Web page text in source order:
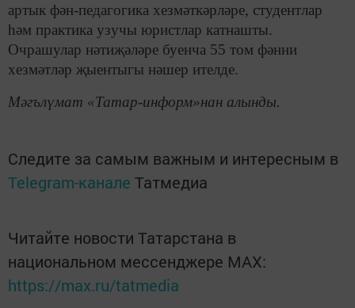
артык фән-педагогика хезмәткәрләре, студентлар
һәм практика узучы юристлар катнашты.
Очрашулар нәтиҗәләре буенча 55 том фәнни
хезмәтләр җыентыгы нәшер ителде.
Мәгълүмат «Татар-информ»нан алынды.
Следите за самым важным и интересным в
Telegram-канале Татмедиа
Читайте новости Татарстана в
национальном мессенджере MАХ:
https://max.ru/tatmedia